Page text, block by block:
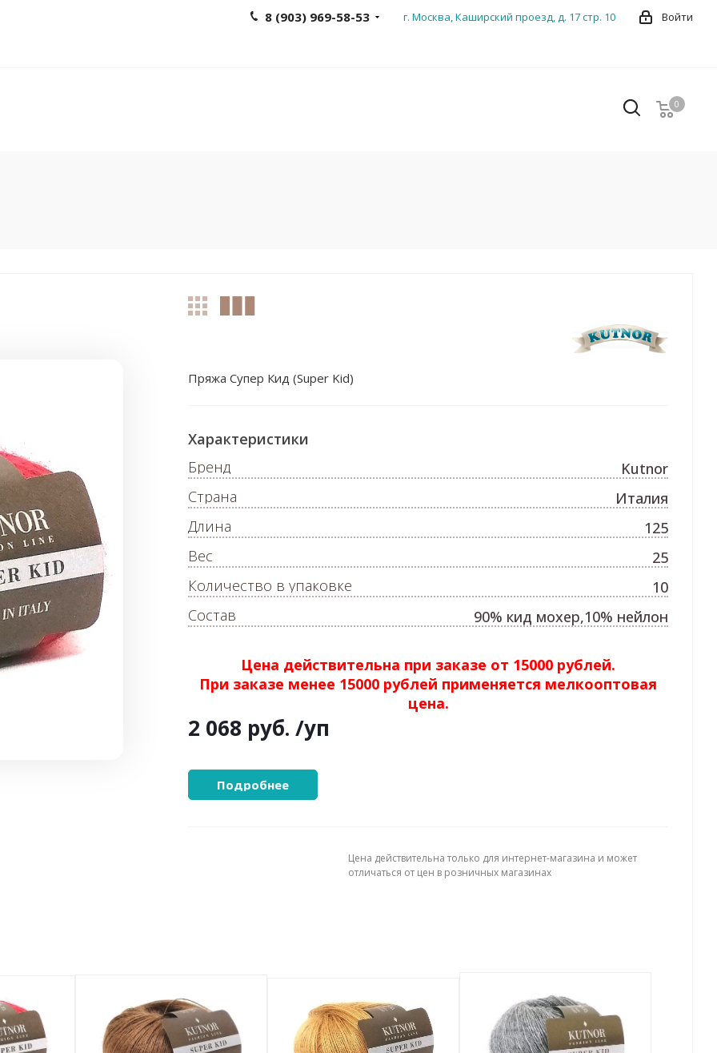
Войти
г. Москва, Каширский проезд, д. 17 стр. 10
8 (903) 969-58-53
0
0
Пряжа Супер Кид (Super Kid)
Цена действительна при заказе от 15000 рублей.
При заказе менее 15000 рублей применяется мелкооптовая
цена.
2 068 руб. /уп
Подробнее
Характеристики
Бренд
Kutnor
Страна
Италия
Длина
125
Вес
25
Количество в упаковке
10
Состав
90% кид мохер,10% нейлон
Цена действительна только для интернет-магазина и может
отличаться от цен в розничных магазинах